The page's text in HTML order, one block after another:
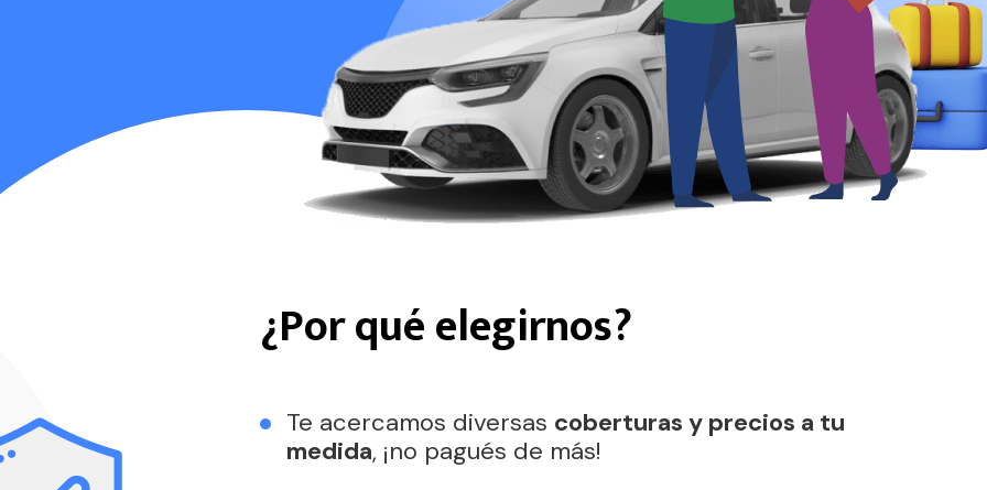
¿Por qué elegirnos?
Te acercamos diversas coberturas y precios a tu
medida, ¡no pagués de más!